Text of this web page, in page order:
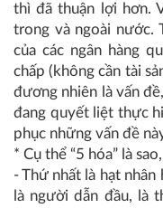
thì đã thuận lợi hơn.
trong và ngoài nước.
của các ngân hàng
chấp (không cần tài
đương nhiên là vấn
đang quyết liệt thực
phục những vấn đề
* Cụ thể “5 hóa” là
- Thứ nhất là hạt nhân
là người dẫn đầu, là